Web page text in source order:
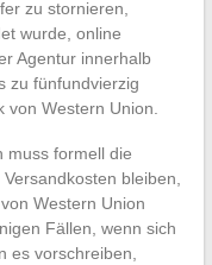
zu stornieren,
wurde, online
Agentur innerhalb
zu fünfundvierzig
Western Union.
muss formell die
bleiben,
Western Union
Fällen, wenn sich
es vorschreiben,